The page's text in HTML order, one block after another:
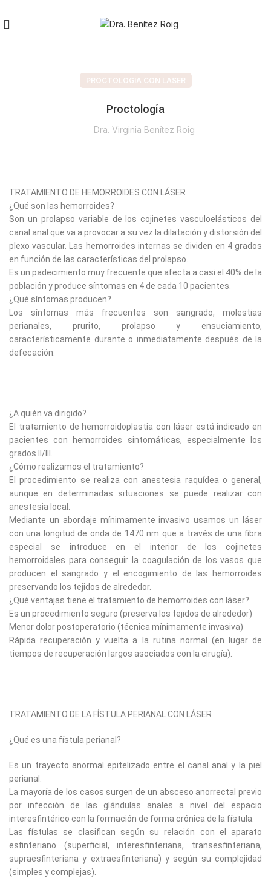
PROCTOLOGÍA CON LÁSER
Proctología
Dra. Virginia Benítez Roig
TRATAMIENTO DE HEMORROIDES CON LÁSER
¿Qué son las hemorroides?
Son un prolapso variable de los cojinetes vasculoelásticos del
canal anal que va a provocar a su vez la dilatación y distorsión del
plexo vascular. Las hemorroides internas se dividen en 4 grados
en función de las características del prolapso.
Es un padecimiento muy frecuente que afecta a casi el 40% de la
población y produce síntomas en 4 de cada 10 pacientes.
¿Qué síntomas producen?
Los síntomas más frecuentes son sangrado, molestias
perianales, prurito, prolapso y ensuciamiento,
característicamente durante o inmediatamente después de la
defecación.
¿A quién va dirigido?
El tratamiento de hemorroidoplastia con láser está indicado en
pacientes con hemorroides sintomáticas, especialmente los
grados II/III.
¿Cómo realizamos el tratamiento?
El procedimiento se realiza con anestesia raquídea o general,
aunque en determinadas situaciones se puede realizar con
anestesia local.
Mediante un abordaje mínimamente invasivo usamos un láser
con una longitud de onda de 1470 nm que a través de una fibra
especial se introduce en el interior de los cojinetes
hemorroidales para conseguir la coagulación de los vasos que
producen el sangrado y el encogimiento de las hemorroides
preservando los tejidos de alrededor.
¿Qué ventajas tiene el tratamiento de hemorroides con láser?
Es un procedimiento seguro (preserva los tejidos de alrededor)
Menor dolor postoperatorio (técnica mínimamente invasiva)
Rápida recuperación y vuelta a la rutina normal (en lugar de
tiempos de recuperación largos asociados con la cirugía).
TRATAMIENTO DE LA FÍSTULA PERIANAL CON LÁSER
¿Qué es una fístula perianal?
Es un trayecto anormal epitelizado entre el canal anal y la piel
perianal.
La mayoría de los casos surgen de un absceso anorrectal previo
por infección de las glándulas anales a nivel del espacio
interesfintérico con la formación de forma crónica de la fístula.
Las fístulas se clasifican según su relación con el aparato
esfinteriano (superficial, interesfinteriana, transesfinteriana,
supraesfinteriana y extraesfinteriana) y según su complejidad
(simples y complejas).